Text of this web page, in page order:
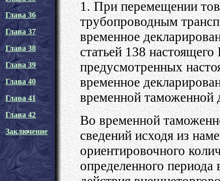
Глава 36
Глава 37
Глава 38
Глава 39
Глава 40
Глава 41
Глава 42
Заключение
1. При перемещении
трубопроводным
временное
статьей 138
предусмотренных
временное
временной таможенной
Во временной
сведений исходя из
ориентировочного
определенного